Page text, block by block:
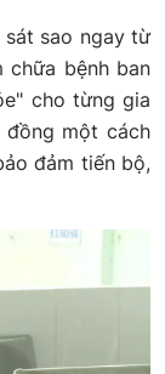
sao ngay từ
bệnh ban
cho từng gia
một cách
đảm tiến bộ,